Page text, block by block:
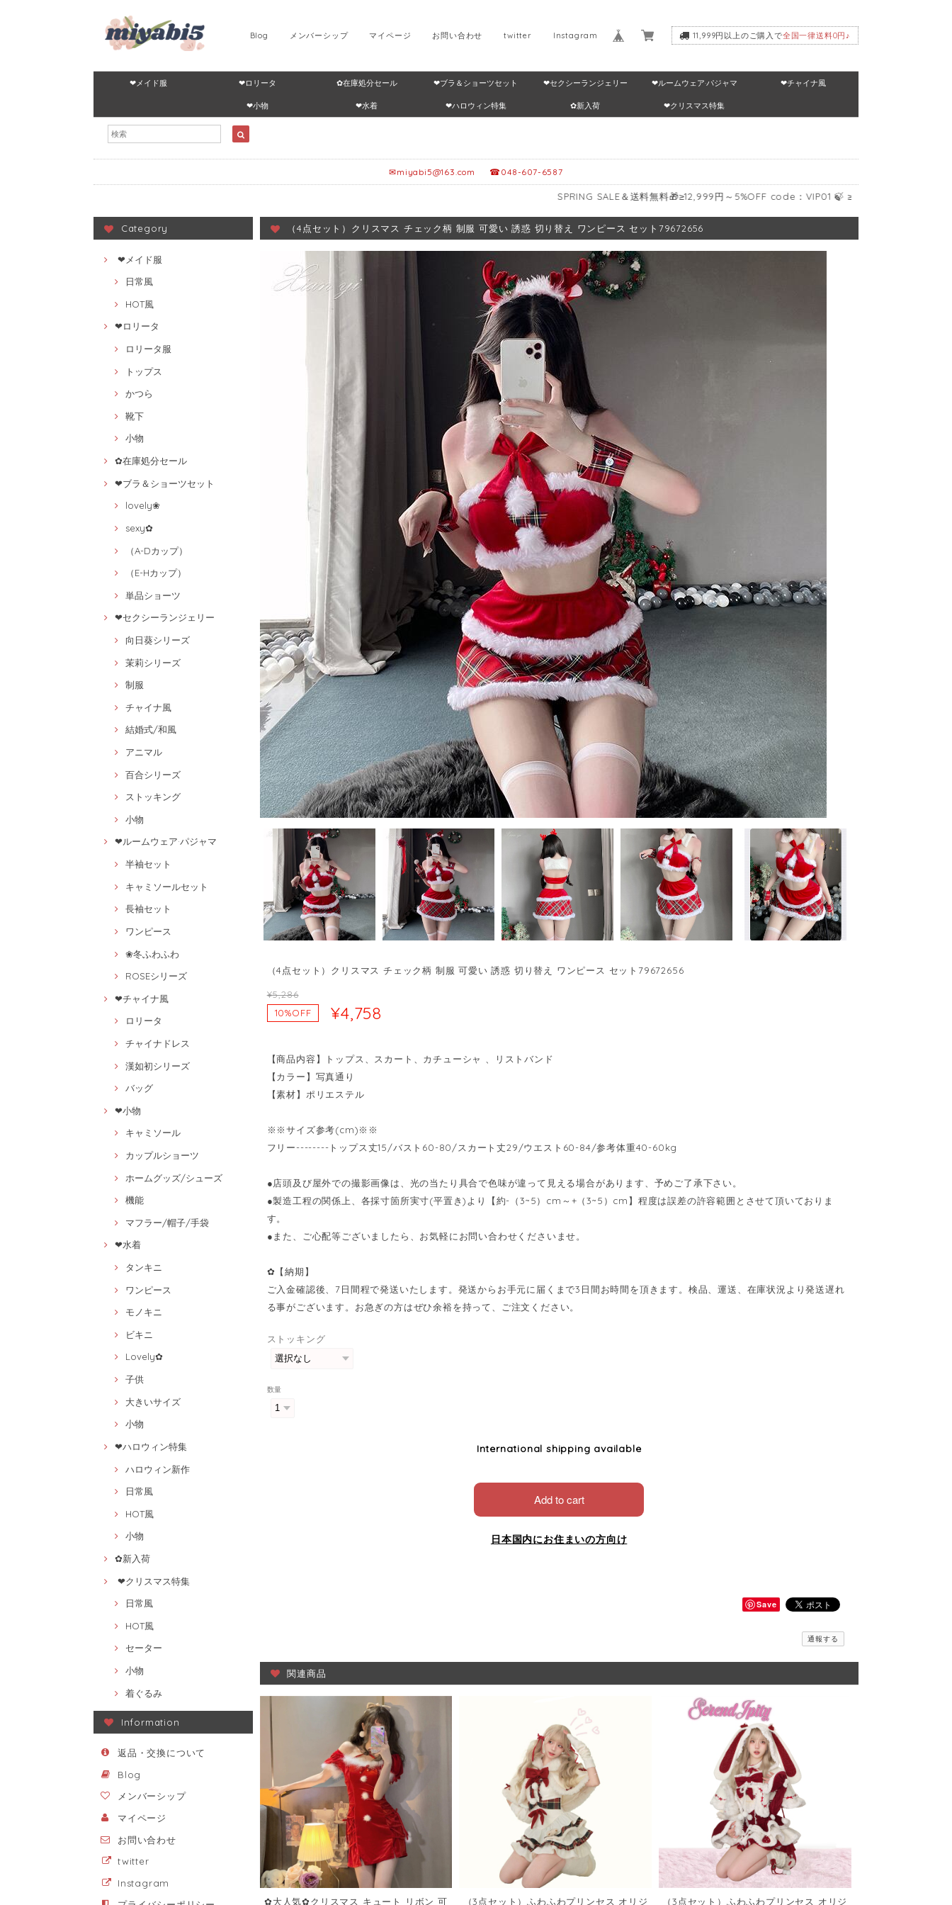
11,999円以上のご購入で全国一律送料0円♪
Instagram
twitter
お問い合わせ
マイページ
メンバーシップ
Blog
返品・交換について
Home
❤メイド服 ❤ロリータ ✿在庫処分セール ❤ブラ＆ショーツセット ❤セクシーランジェリー ❤ルームウェア·パジャマ ❤チャイナ風
❤小物 ❤水着 ❤ハロウィン特集 ✿新入荷 ❤クリスマス特集
✉miyabi5@163.com ☎048-607-6587
SPRING SALE＆送料無料🎁≥12,999円～5%OFF code：VIP01 🍃 ≥17,999円～10%OFF code：
Category
❤メイド服
日常風
HOT風
❤ロリータ
ロリータ服
トップス
かつら
靴下
小物
✿在庫処分セール
❤ブラ＆ショーツセット
lovely❀
sexy✿
（A-Dカップ）
（E-Hカップ）
単品ショーツ
❤セクシーランジェリー
向日葵シリーズ
茉莉シリーズ
制服
チャイナ風
結婚式/和風
アニマル
百合シリーズ
ストッキング
小物
❤ルームウェア·パジャマ
半袖セット
キャミソールセット
長袖セット
ワンピース
❀冬ふわふわ
ROSEシリーズ
❤チャイナ風
ロリータ
チャイナドレス
漢如初シリーズ
バッグ
❤小物
キャミソール
カップルショーツ
ホームグッズ/シューズ
機能
マフラー/帽子/手袋
❤水着
タンキニ
ワンピース
モノキニ
ビキニ
Lovely✿
子供
大きいサイズ
小物
❤ハロウィン特集
ハロウィン新作
日常風
HOT風
小物
✿新入荷
❤クリスマス特集
日常風
HOT風
セーター
小物
着ぐるみ
Information
返品・交換について
Blog
メンバーシップ
マイページ
お問い合わせ
twitter
Instagram
（4点セット）クリスマス チェック柄 制服 可愛い 誘惑 切り替え ワンピース セット79672656
（4点セット）クリスマス チェック柄 制服 可愛い 誘惑 切り替え ワンピース セット79672656
¥5,286
10%OFF
¥4,758
【商品内容】トップス、スカート、カチューシャ 、リストバンド
【カラー】写真通り
【素材】ポリエステル
※※サイズ参考(cm)※※
フリー--------トップス丈15/バスト60-80/スカート丈29/ウエスト60-84/参考体重40-60kg
●店頭及び屋外での撮影画像は、光の当たり具合で色味が違って見える場合があります、予めご了承下さい。
●製造工程の関係上、各採寸箇所実寸(平置き)より【約-（3~5）cm～+（3~5）cm】程度は誤差の許容範囲とさせて頂いておりま
す。
●また、ご心配等ございましたら、お気軽にお問い合わせくださいませ。
✿【納期】
ご入金確認後、7日間程で発送いたします。発送からお手元に届くまで3日間お時間を頂きます。検品、運送、在庫状況より発送遅れ
る事がございます。お急ぎの方はぜひ余裕を持って、ご注文ください。
ストッキング
数量
International shipping available
Add to cart
日本国内にお住まいの方向け
Save
通報する
関連商品
✿大人気✿クリスマス キュート リボン 可 （3点セット）ふわふわプリンセス オリジ （3点セット）ふわふわプリンセス オリジ